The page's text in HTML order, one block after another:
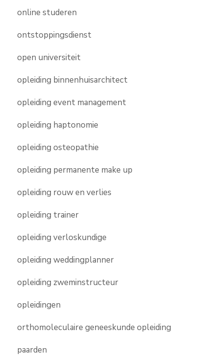
online studeren
ontstoppingsdienst
open universiteit
opleiding binnenhuisarchitect
opleiding event management
opleiding haptonomie
opleiding osteopathie
opleiding permanente make up
opleiding rouw en verlies
opleiding trainer
opleiding verloskundige
opleiding weddingplanner
opleiding zweminstructeur
opleidingen
orthomoleculaire geneeskunde opleiding
paarden